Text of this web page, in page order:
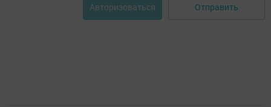
Авторизоваться Отправить